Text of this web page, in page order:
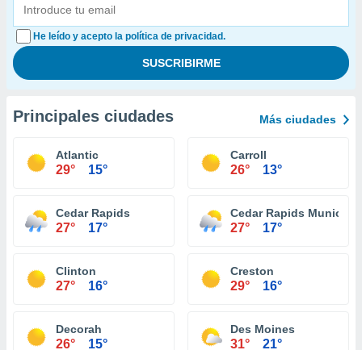
He leído y acepto la política de privacidad.
Principales ciudades Más ciudades
Atlantic
29° 15°
Carroll
26° 13°
Cedar Rapids
27° 17°
Cedar Rapids
27° 17°
Clinton
27° 16°
Creston
29° 16°
Decorah
26° 15°
Des Moines
31° 21°